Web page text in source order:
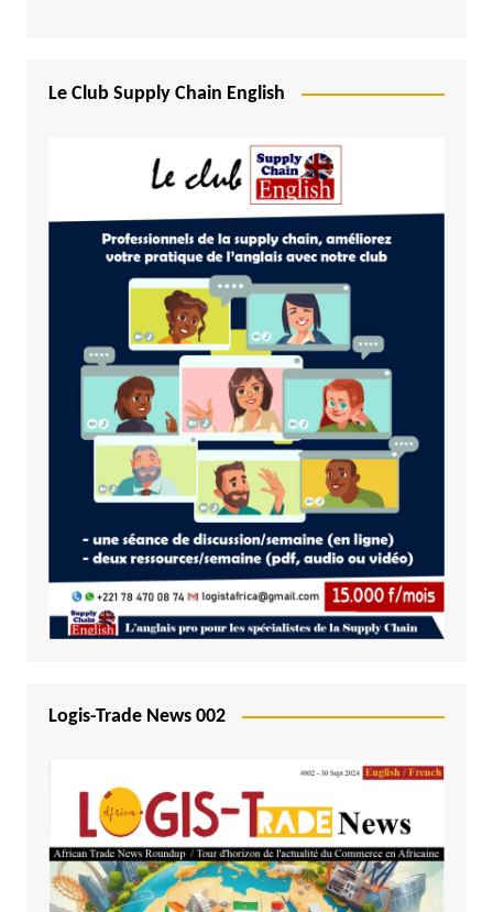
Le Club Supply Chain English
Logis-Trade News 002